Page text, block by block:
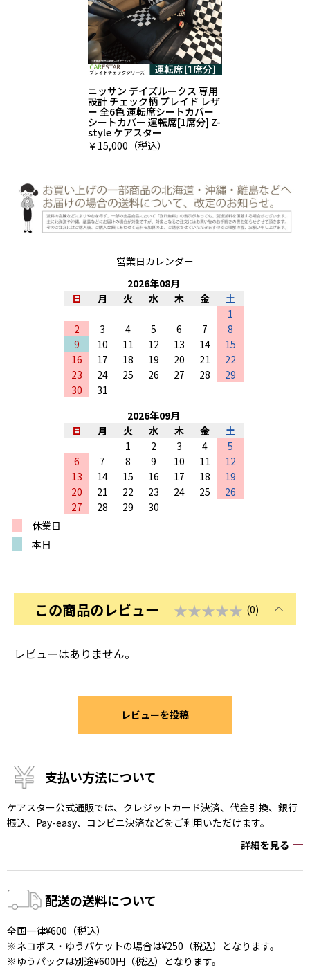
ニッサン デイズルークス 専用
設計 チェック柄 プレイド レザ
ー 全6色 運転席シートカバー
シートカバー 運転席[1席分] Z-
style ケアスター
￥15,000（税込）
営業日カレンダー
2026年08月
日
月 火 水 木 金
土
1
2
3 4 5 6 7
8
9
10 11 12 13 14
15
16
17 18 19 20 21
22
23
24 25 26 27 28
29
30
31
2026年09月
日
月 火 水 木 金
土
1
2 3 4
5
6
7 8 9 10 11
12
13
14 15 16 17 18
19
20
21 22 23 24 25
26
27
28 29
30
休業日
本日
この商品のレビュー ★★★★★ (0)
レビューはありません。
レビューを投稿
支払い方法について
ケアスター公式通販では、クレジットカード決済、代金引換、銀行
振込、Pay-easy、コンビニ決済などをご利用いただけます。
詳細を見る
配送の送料について
全国一律¥600（税込）
※ネコポス・ゆうパケットの場合は¥250（税込）となります。
※ゆうパックは別途¥600円（税込）となります。